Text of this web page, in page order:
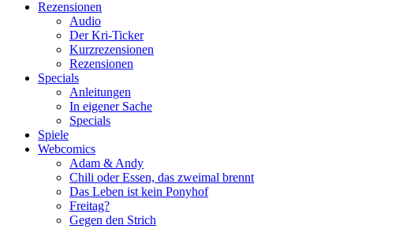
Rezensionen
Audio
Der Kri-Ticker
Kurzrezensionen
Rezensionen
Specials
Anleitungen
In eigener Sache
Specials
Spiele
Webcomics
Adam & Andy
Chili oder Essen, das zweimal brennt
Das Leben ist kein Ponyhof
Freitag?
Gegen den Strich